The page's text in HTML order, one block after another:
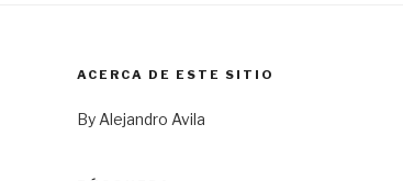
ACERCA DE ESTE SITIO
By Alejandro Avila